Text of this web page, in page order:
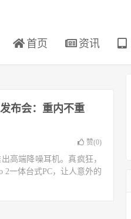
首页 资讯
布会：重内不重
赞(0)
高端降噪耳机。真疯狂，
2一体台式PC，让人意外的